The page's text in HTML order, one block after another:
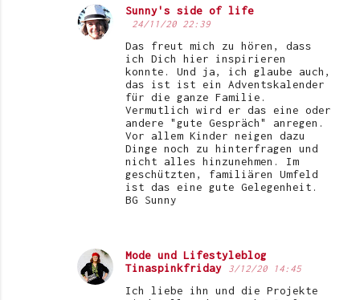
Sunny's side of life
24/11/20 22:39
Das freut mich zu hören, dass
ich Dich hier inspirieren
konnte. Und ja, ich glaube auch,
das ist ist ein Adventskalender
für die ganze Familie.
Vermutlich wird er das eine oder
andere "gute Gespräch" anregen.
Vor allem Kinder neigen dazu
Dinge noch zu hinterfragen und
nicht alles hinzunehmen. Im
geschützten, familiären Umfeld
ist das eine gute Gelegenheit.
BG Sunny
Mode und Lifestyleblog
Tinaspinkfriday
3/12/20 14:45
Ich liebe ihn und die Projekte